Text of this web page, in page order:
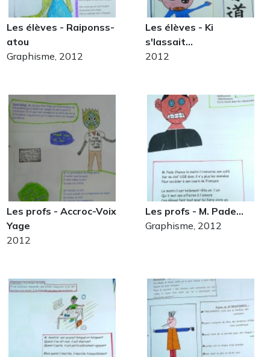
Les élèves - Raiponss-
atou
Graphisme, 2012
Les élèves - Ki
s'lassait…
2012
Les profs - Accroc-Voix
Yage
2012
Les profs - M. Pade…
Graphisme, 2012